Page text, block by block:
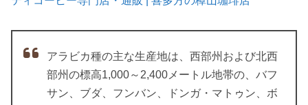
アラビカ種の主な生産地は、西部州および北西
部州の標高1,000～2,400メートル地帯の、バフ
サン、ブダ、フンバン、ドンガ・マトゥン、ボ